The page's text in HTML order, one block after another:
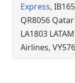
Express,
QR8056
LA1803
Airlines,